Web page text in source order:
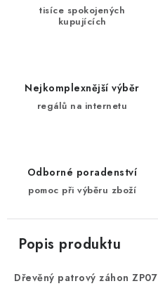
tisíce spokojených
kupujících
Nejkomplexnější výběr
regálů na internetu
Odborné poradenství
pomoc při výběru zboží
Popis produktu
Dřevěný patrový záhon ZP07